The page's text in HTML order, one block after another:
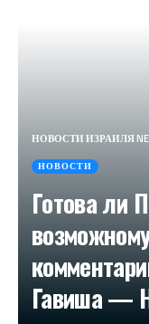
НОВОСТИ ИЗРАИЛЯ
НОВОСТИ
Готова ли
Гавиша —